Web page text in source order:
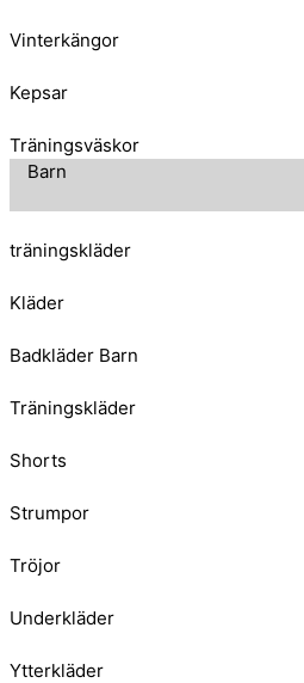
Vinterkängor
Kepsar
Träningsväskor
Barn
träningskläder
Kläder
Badkläder Barn
Träningskläder
Shorts
Strumpor
Tröjor
Underkläder
Ytterkläder